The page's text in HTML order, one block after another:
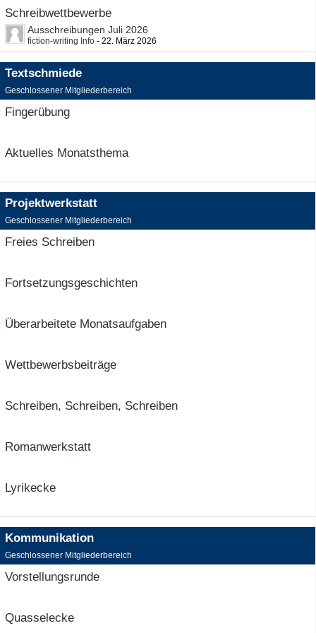
Schreibwettbewerbe
Ausschreibungen Juli 2026
fiction-writing Info - 22. März 2026
Textschmiede
Geschlossener Mitgliederbereich
Fingerübung
Aktuelles Monatsthema
Projektwerkstatt
Geschlossener Mitgliederbereich
Freies Schreiben
Fortsetzungsgeschichten
Überarbeitete Monatsaufgaben
Wettbewerbsbeiträge
Schreiben, Schreiben, Schreiben
Romanwerkstatt
Lyrikecke
Kommunikation
Geschlossener Mitgliederbereich
Vorstellungsrunde
Quasselecke